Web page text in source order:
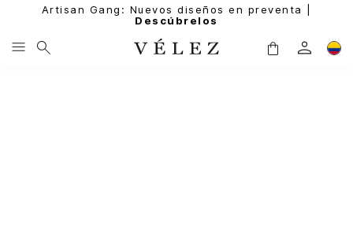
Artisan Gang: Nuevos diseños en preventa |
Descúbrelos